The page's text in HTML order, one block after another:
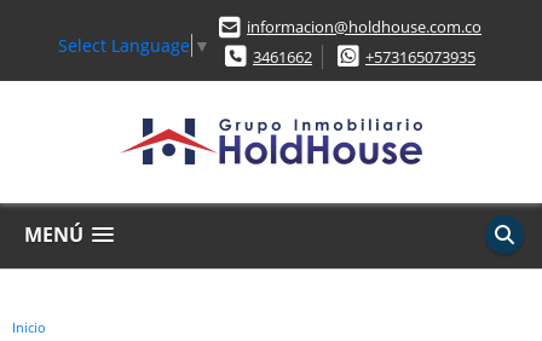
Select Language ▼
informacion@holdhouse.com.co
3461662
+573165073935
MENÚ
Inicio